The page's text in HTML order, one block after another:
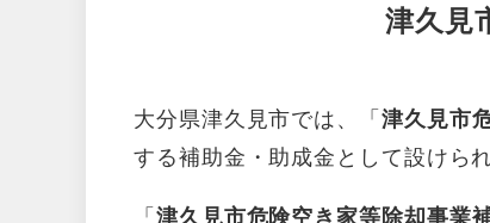
津久見
大分県津久見市では、「 津久見市
する補助金・助成金として設けら
「 津久見市危険空き家等除却事業